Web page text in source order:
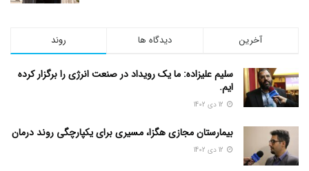
روند دیدگاه ها آخرین
سلیم علیزاده: ما یک رویداد در صنعت انرژی را برگزار کرده
ایم.
بیمارستان مجازی هگزا، مسیری برای یکپارچگی روند درمان